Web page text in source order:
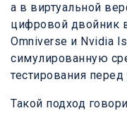
а в виртуальной
цифровой двойник
Omniverse и Nvidia
симулированную
тестирования
Такой подход